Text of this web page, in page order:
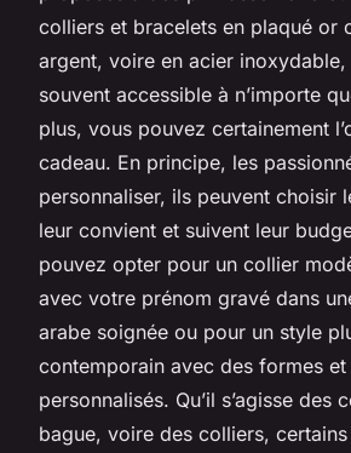
colliers et bracelets en plaqué or
argent, voire en acier
souvent accessible à n’importe
plus, vous pouvez certainement
cadeau. En principe, les
personnaliser, ils peuvent choisir
leur convient et suivent leur
pouvez opter pour un collier
avec votre prénom gravé dans
arabe soignée ou pour un style
contemporain avec des formes
personnalisés. Qu’il s’agisse des
bague, voire des colliers,